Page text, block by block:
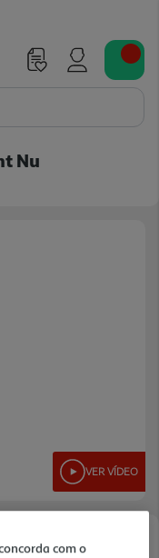
Nu
VER VÍDEO
com o